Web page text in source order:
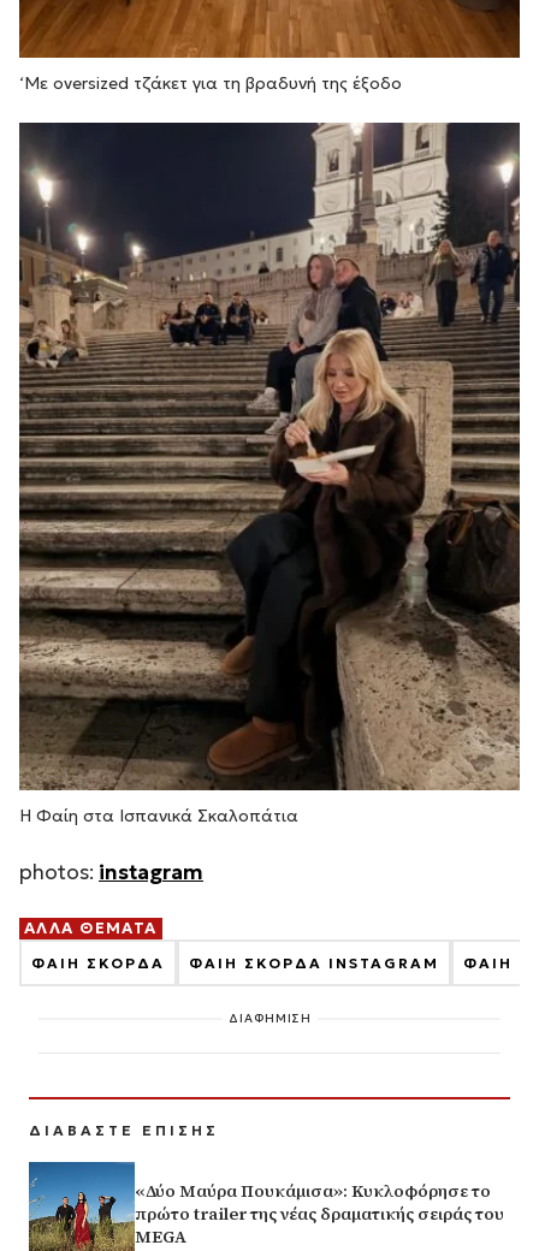
‘Με oversized τζάκετ για τη βραδυνή της έξοδο
Η Φαίη στα Ισπανικά Σκαλοπάτια
photos: instagram
ΑΛΛΑ ΘΕΜΑΤΑ
ΦΑΙΗ ΣΚΟΡΔΑ ΦΑΙΗ ΣΚΟΡΔΑ INSTAGRAM ΦΑΙΗ
ΔΙΑΦΗΜΙΣΗ
ΔΙΑΒΑΣΤΕ ΕΠΙΣΗΣ
«Δύο Μαύρα Πουκάμισα»: Κυκλοφόρησε το
πρώτο trailer της νέας δραματικής σειράς του
MEGA